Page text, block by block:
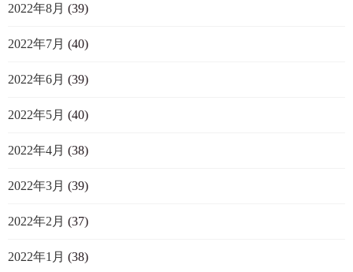
2022年8月 (39)
2022年7月 (40)
2022年6月 (39)
2022年5月 (40)
2022年4月 (38)
2022年3月 (39)
2022年2月 (37)
2022年1月 (38)